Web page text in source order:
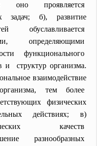
оно проявляется
задач; б), развитие
обуславливается
определяющими
функционального
и структур организма.
взаимодействие
тем более
физических
действиях; в)
качеств
разнообразных